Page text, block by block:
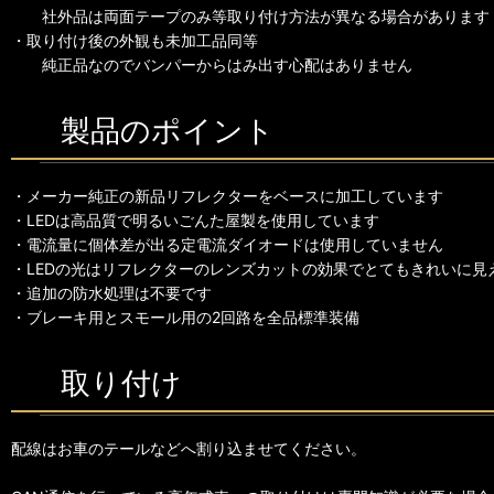
社外品は両面テープのみ等取り付け方法が異なる場合があります
・取り付け後の外観も未加工品同等
純正品なのでバンパーからはみ出す心配はありません
製品のポイント
・メーカー純正の新品リフレクターをベースに加工しています
・LEDは高品質で明るいごんた屋製を使用しています
・電流量に個体差が出る定電流ダイオードは使用していません
・LEDの光はリフレクターのレンズカットの効果でとてもきれいに見
・追加の防水処理は不要です
・ブレーキ用とスモール用の2回路を全品標準装備
取り付け
配線はお車のテールなどへ割り込ませてください。